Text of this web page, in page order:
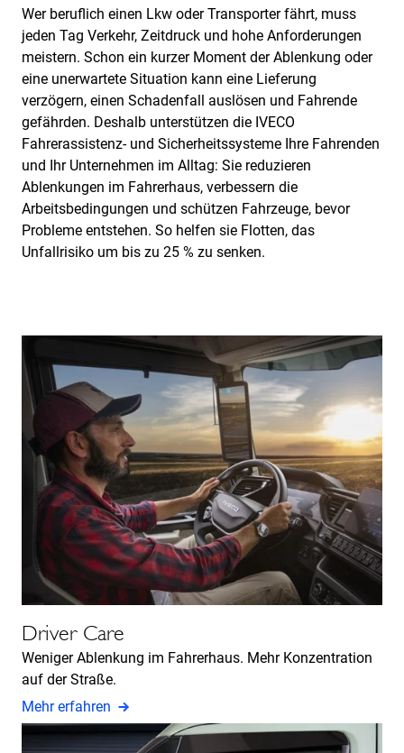
Wer beruflich einen Lkw oder Transporter fährt, muss
jeden Tag Verkehr, Zeitdruck und hohe Anforderungen
meistern. Schon ein kurzer Moment der Ablenkung oder
eine unerwartete Situation kann eine Lieferung
verzögern, einen Schadenfall auslösen und Fahrende
gefährden. Deshalb unterstützen die IVECO
Fahrerassistenz- und Sicherheitssysteme Ihre Fahrenden
und Ihr Unternehmen im Alltag: Sie reduzieren
Ablenkungen im Fahrerhaus, verbessern die
Arbeitsbedingungen und schützen Fahrzeuge, bevor
Probleme entstehen. So helfen sie Flotten, das
Unfallrisiko um bis zu 25 % zu senken.
Driver Care
Weniger Ablenkung im Fahrerhaus. Mehr Konzentration
auf der Straße.
Mehr erfahren